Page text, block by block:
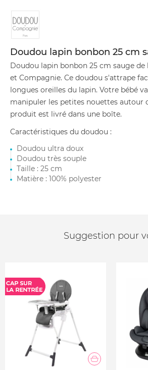
Doudou lapin bonbon 25 cm
Doudou lapin bonbon 25 cm sauge
et Compagnie. Ce doudou s'attrape
longues oreilles du lapin. Votre bébé
manipuler les petites nouettes autour
produit est livré dans une boîte.
Caractéristiques du doudou :
Doudou ultra doux
Doudou très souple
Taille : 25 cm
Matière : 100% polyester
Suggestion pour